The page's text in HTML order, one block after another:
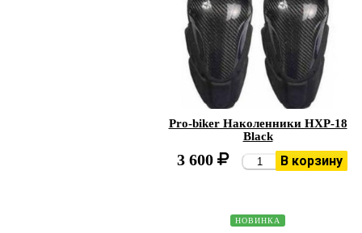
Pro-biker Наколенники HXP-18
Black
3 600 В корзину
НОВИНКА